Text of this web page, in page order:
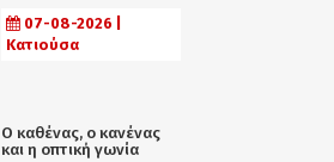
07-08-2026 |
Κατιούσα
Ο καθένας, ο κανένας
και η οπτική γωνία